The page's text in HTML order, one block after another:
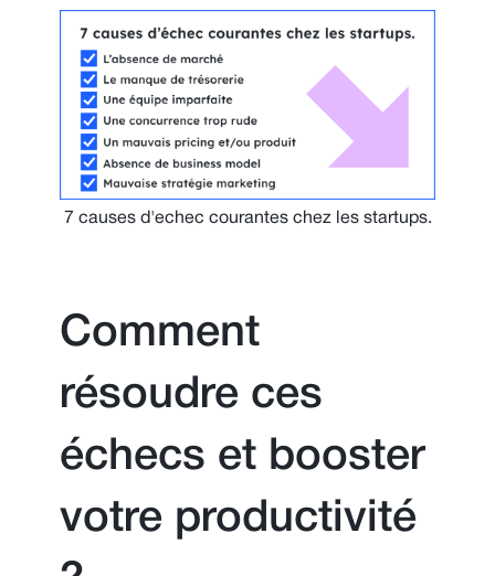
7 causes d'echec courantes chez les startups.
Comment
résoudre ces
échecs et booster
votre productivité